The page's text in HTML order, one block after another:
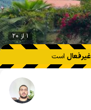
1 از 20
غیرفعال است